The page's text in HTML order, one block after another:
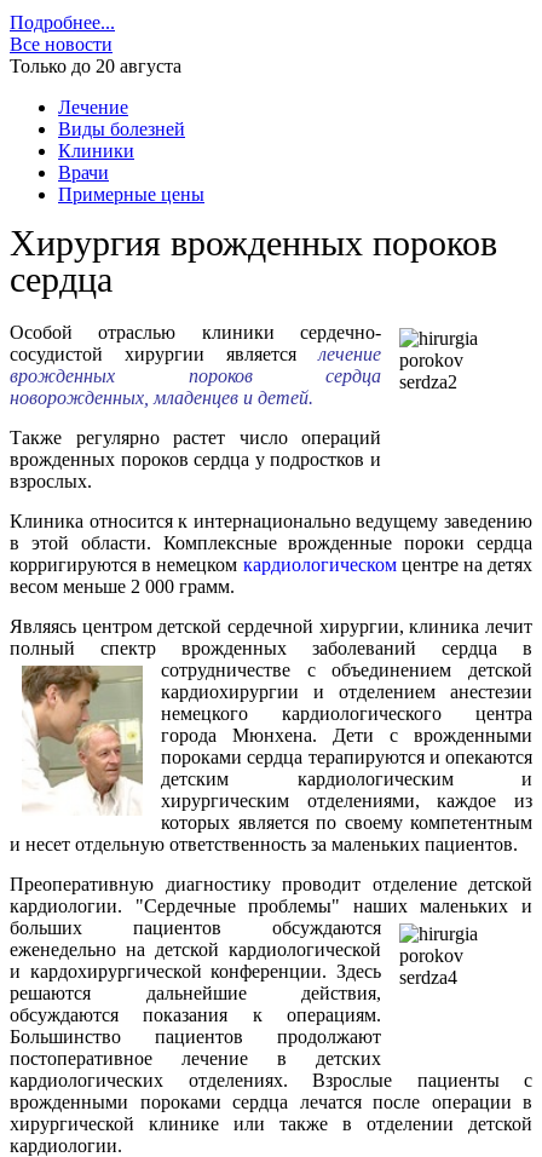
Подробнее...
Все новости
Только до 20 августа
Лечение
Виды болезней
Клиники
Врачи
Примерные цены
Хирургия врожденных пороков
сердца
Особой отраслью клиники сердечно-
сосудистой хирургии является лечение
врожденных пороков сердца
новорожденных, младенцев и детей.
Также регулярно растет число операций
врожденных пороков сердца у подростков и
взрослых.
Клиника относится к интернационально ведущему заведению
в этой области. Комплексные врожденные пороки сердца
корригируются в немецком кардиологическомцентре на детях
весом меньше 2 000 грамм.
Являясь центром детской сердечной хирургии, клиника лечит
полный спектр врожденных заболеваний сердца в
сотрудничестве с объединением детской
кардиохирургии и отделением анестезии
немецкого кардиологического центра
города Мюнхена. Дети с врожденными
пороками сердца терапируются и опекаются
детским кардиологическим и
хирургическим отделениями, каждое из
которых является по своему компетентным
и несет отдельную ответственность за маленьких пациентов.
Преоперативную диагностику проводит отделение детской
кардиологии. "Сердечные проблемы" нашихмаленьких и
больших пациентов обсуждаются
еженедельно на детской кардиологической
и кардохирургической конференции. Здесь
решаются дальнейшие действия,
обсуждаются показания к операциям.
Большинство пациентов продолжают
постоперативное лечение в детских
кардиологических отделениях. Взрослые пациенты с
врожденными пороками сердца лечатся после операции в
хирургической клинике или также в отделении детской
кардиологии.